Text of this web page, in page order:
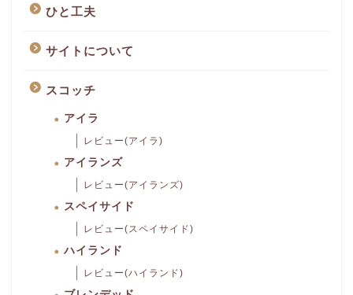
ひと工夫
サイトについて
スコッチ
アイラ
レビュー(アイラ)
アイランズ
レビュー(アイランズ)
スペイサイド
レビュー(スペイサイド)
ハイランド
レビュー(ハイランド)